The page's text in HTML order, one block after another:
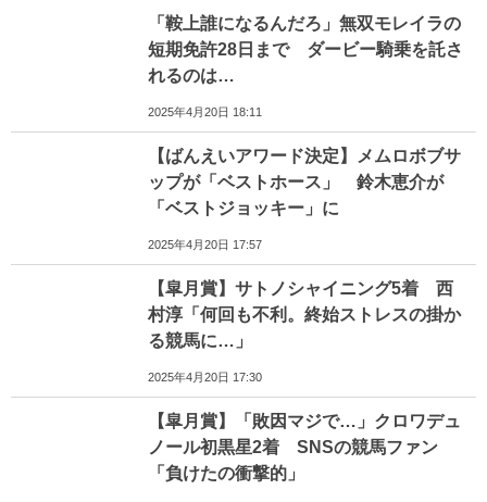
「鞍上誰になるんだろ」無双モレイラの
短期免許28日まで ダービー騎乗を託さ
れるのは…
2025年4月20日 18:11
【ばんえいアワード決定】メムロボブサ
ップが「ベストホース」 鈴木恵介が
「ベストジョッキー」に
2025年4月20日 17:57
【皐月賞】サトノシャイニング5着 西
村淳「何回も不利。終始ストレスの掛か
る競馬に…」
2025年4月20日 17:30
【皐月賞】「敗因マジで…」クロワデュ
ノール初黒星2着 SNSの競馬ファン
「負けたの衝撃的」